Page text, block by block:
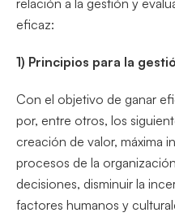
relación a la gestión y
eficaz:
1) Principios para la
Con el objetivo de ganar
por, entre otros, los
creación de valor, máxima
procesos de la
decisiones, disminuir la
factores humanos y